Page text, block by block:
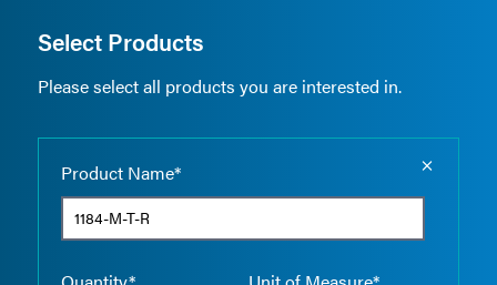
Select Products
Please select all products you are interested in.
Product Name*